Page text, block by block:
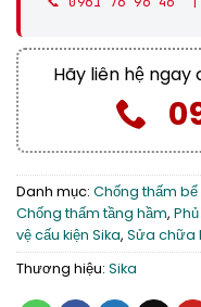
Hãy liên hệ
Danh mục: Chống thấm
Chống thấm tầng hầm,
vệ cấu kiện Sika, Sửa chữa
Thương hiệu: Sika